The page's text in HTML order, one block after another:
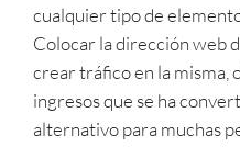
cualquier tipo de
Colocar la dirección web
crear tráfico en la misma,
ingresos que se ha
alternativo para muchas